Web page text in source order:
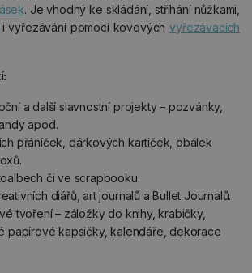
. Je vhodný ke skládání, stříhání nůžkami,
i vyřezávání pomocí kovovýchvyřezávacích
a další slavnostní projekty – pozvánky,
apod.
přáníček, dárkových kartiček, obálek
či ve scrapbooku.
diářů, art journalů a Bullet Journalů.
tvoření – záložky do knihy, krabičky,
papírové kapsičky, kalendáře, dekorace